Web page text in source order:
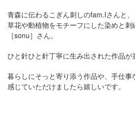
青森に伝わるこぎん刺しのfam.Iさんと、
草花や動植物をモチーフにした染めと刺
［sonu］さん。
ひと針ひと針丁寧に生み出された作品が
暮らしにそっと寄り添う作品や、手仕
感じていただけましたら嬉しいです。